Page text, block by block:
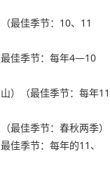
最佳季节：10、11
佳季节：每年4―10
）（最佳季节：每年11
最佳季节：春秋两季）
佳季节：每年的11、